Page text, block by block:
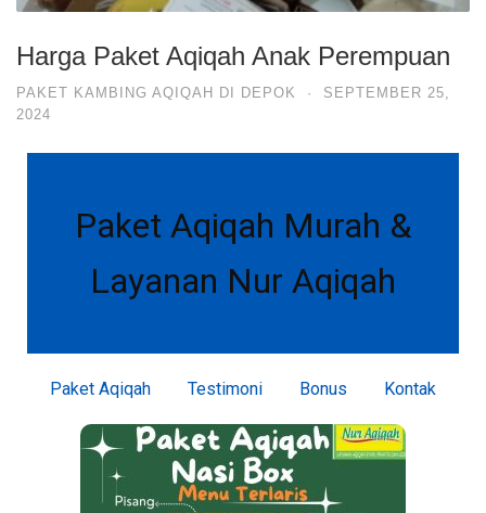
Harga Paket Aqiqah Anak Perempuan
PAKET KAMBING AQIQAH DI DEPOK ·
SEPTEMBER 25,
2024
Paket Aqiqah Murah &
Layanan Nur Aqiqah
Paket Aqiqah Testimoni Bonus Kontak